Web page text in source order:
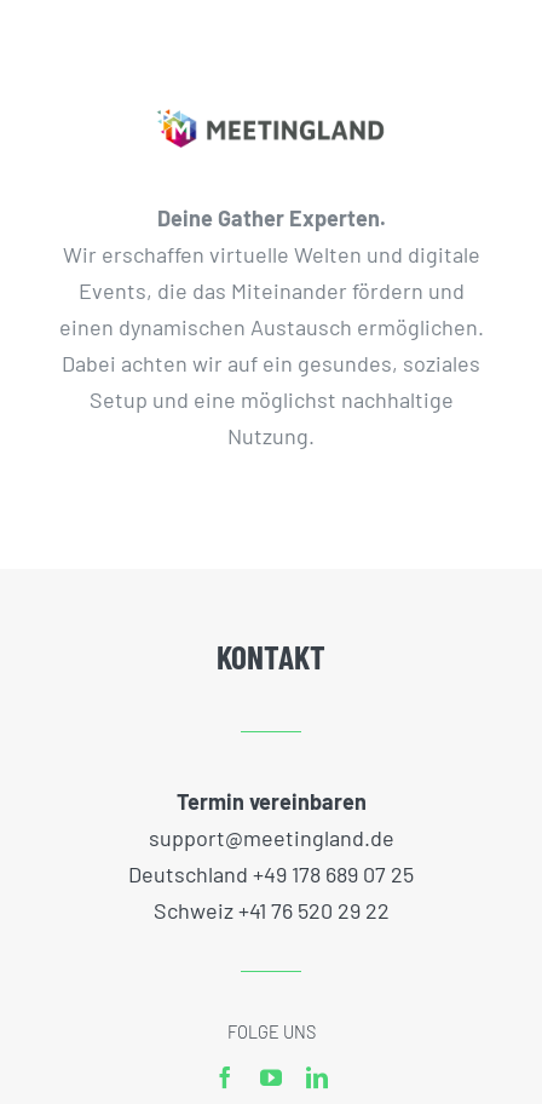
Deine Gather Experten.
Wir erschaffen virtuelle Welten und digitale
Events, die das Miteinander fördern und
einen dynamischen Austausch ermöglichen.
Dabei achten wir auf ein gesundes, soziales
Setup und eine möglichst nachhaltige
Nutzung.
KONTAKT
Termin vereinbaren
support@meetingland.de
Deutschland +49 178 689 07 25
Schweiz +41 76 520 29 22
FOLGE UNS